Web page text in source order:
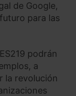
de Google,
para las
podrán
a
la revolución